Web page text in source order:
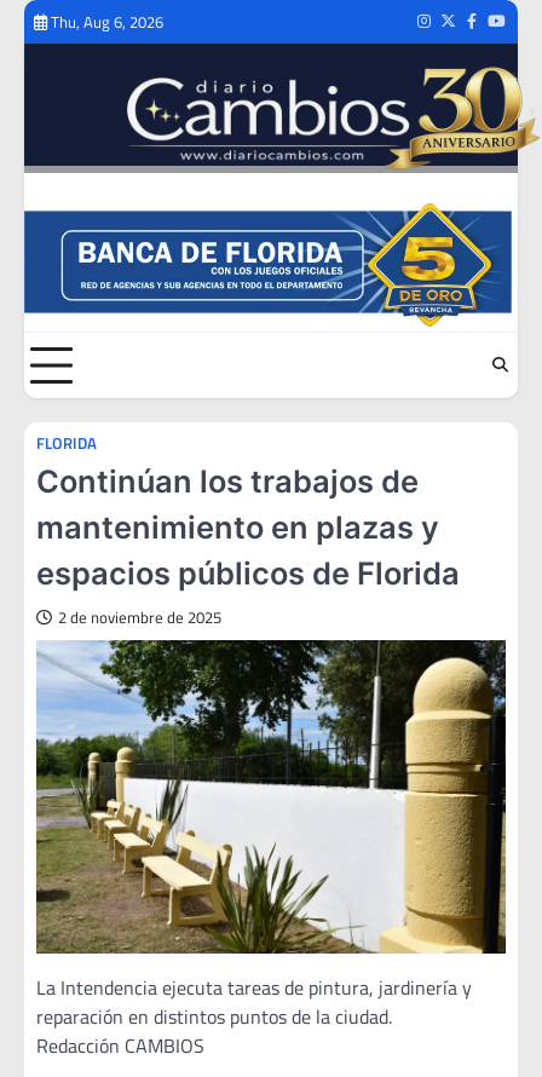
Skip
Thu, Aug 6, 2026 Instagram
TwitterFacebook
FLORIDA
Continúan los trabajos de
mantenimiento en plazas y
espacios públicos de Florida
2 de noviembre de 2025
La Intendencia ejecuta tareas de pintura, jardinería y
reparación en distintos puntos de la ciudad.
Redacción CAMBIOS